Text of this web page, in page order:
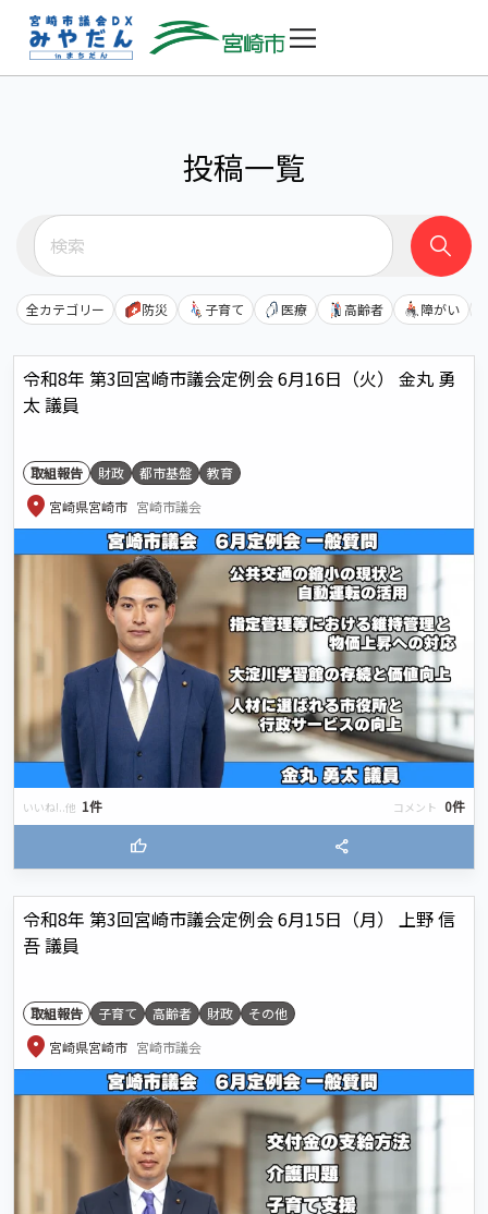
投稿一覧
全カテゴリー 防災 子育て 医療 高齢者 障がい
令和8年 第3回宮崎市議会定例会 6月16日（火） 金丸 勇
太 議員
取組報告 財政 都市基盤 教育
location_on 宮崎県宮崎市 宮崎市議会
いいね!..他 1件 コメント 0件
thumb_up share
令和8年 第3回宮崎市議会定例会 6月15日（月） 上野 信
吾 議員
取組報告 子育て 高齢者 財政 その他
location_on 宮崎県宮崎市 宮崎市議会